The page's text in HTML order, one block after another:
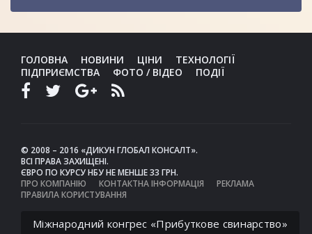
ГОЛОВНА НОВИНИ ЦІНИ
ТЕХНОЛОГІЇ
ПІДПРИЄМСТВА
ФОТО / ВІДЕО ПОДІЇ
© 2008 – 2016 «ДИКУН ГЛОБАЛ КОНСАЛТ».
ВСІ ПРАВА ЗАХИЩЕНІ.
ЄВРО ПО КУРСУ НБУ НЕ МЕНШЕ 33 ГРН.
ПРО КОМПАНІЮ
КОНТАКТНА ІНФОРМАЦІЯ
РЕКЛАМА
ПРАВИЛА КОРИСТУВАННЯ
Міжнародний конгрес «Прибуткове свинарство»